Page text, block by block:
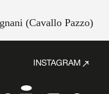
(Cavallo Pazzo)
INSTAGRAM